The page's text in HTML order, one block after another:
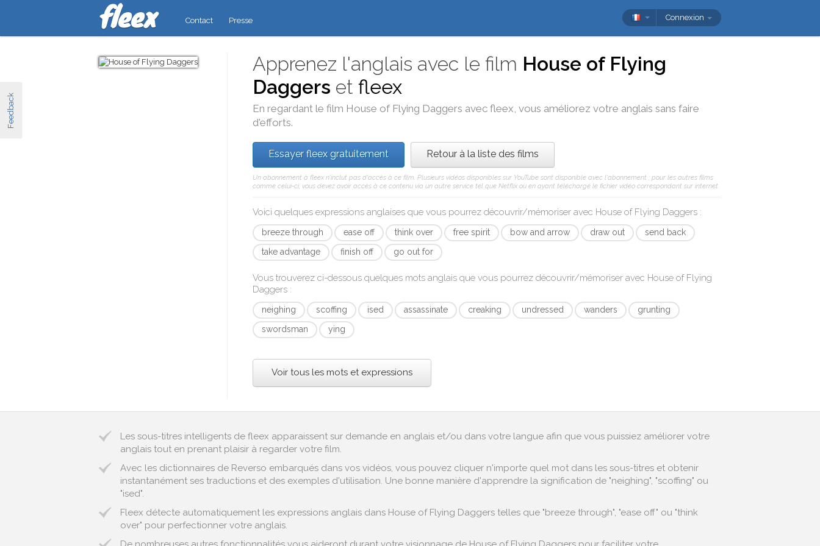
Feedback
Contact Presse Connexion
Apprenez l'anglais avec le film House of Flying
Daggers etfleex
En regardant le film House of Flying Daggers avecfleex, vous améliorez votre anglais sans faire
d'efforts.
Essayer fleex gratuitement Retour à la liste des films
Un abonnement à fleex n'inclut pas d'accès à ce film. Plusieurs vidéos disponibles sur YouTube sont disponible avec l'abonnement ; pour les autres films
comme celui-ci, vous devez avoir accès à ce contenu via un autre service tel que Netflix ou en ayant téléchargé le fichier vidéo correspondant sur internet.
Voici quelques expressions anglaises que vous pourrez découvrir/mémoriser avec House of Flying Daggers :
breeze through ease off think over free spirit bow and arrow draw out
send back
take advantage
finish off go out for
Vous trouverez ci-dessous quelques mots anglais que vous pourrez découvrir/mémoriser avec House of Flying
Daggers :
neighing scoffing ised assassinate creaking undressed wanders
grunting
swordsman
ying
Voir tous les mots et expressions
Les sous-titres intelligents de fleex apparaissent sur demande en anglais et/ou dans votre langue afin que vous puissiez améliorer votre
anglais tout en prenant plaisir à regarder votre film.
Avec les dictionnaires de Reverso embarqués dans vos vidéos, vous pouvez cliquer n'importe quel mot dans les sous-titres et obtenir
instantanément ses traductions et des exemples d'utilisation. Une bonne manière d'apprendre la signification de "neighing", "scoffing" ou
"ised".
Fleex détecte automatiquement les expressions anglais dans House of Flying Daggers telles que "breeze through", "ease off" ou "think
over" pour perfectionner votre anglais.